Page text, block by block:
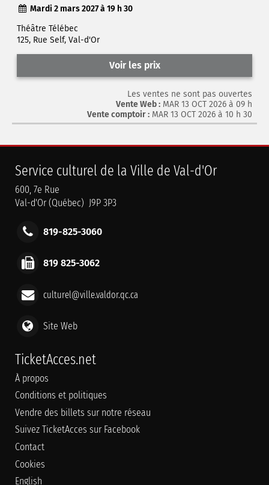
Mardi 2 mars 2027 à 19 h 30
Théâtre Télébec
125, Rue Self, Val-d'Or
Voir les prix
Les ventes ne sont pas ouvertes
Vente Web : MAR 13 OCT 2026 à 09 h
Vente comptoir : MAR 13 OCT 2026 à 10 h 30
Service culturel de la Ville de Val-d'Or
600, 7e Rue
Val-d'Or (Québec) J9P 3P3
819-825-3060
819 825-3062
culturel@ville.valdor.qc.ca
Site Web
TicketAcces.net
À propos
Conditions et politiques
Vendre des billets sur notre réseau
Suivez TicketAcces sur Facebook
Contact
Cookies
English